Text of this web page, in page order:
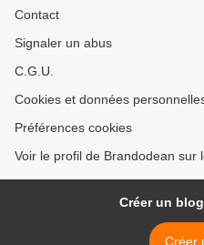
Contact
Signaler un abus
C.G.U.
Cookies et données
Préférences cookies
Voir le profil de Brandodean sur
Créer un
Créer